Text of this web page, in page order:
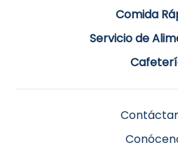
Comida
Servicio de